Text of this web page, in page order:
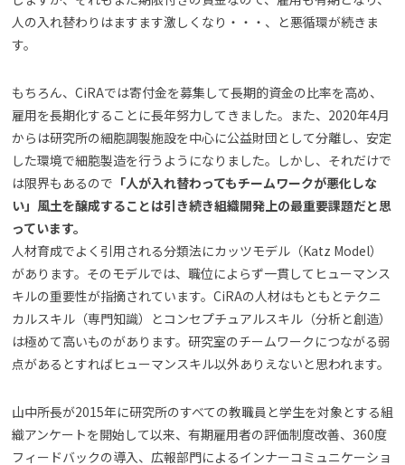
人の入れ替わりはますます激しくなり・・・、と悪循環が続きま
す。
もちろん、CiRAでは寄付金を募集して長期的資金の比率を高め、
雇用を長期化することに長年努力してきました。また、2020年4月
からは研究所の細胞調製施設を中心に公益財団として分離し、安定
した環境で細胞製造を行うようになりました。しかし、それだけで
は限界もあるので 「人が入れ替わってもチームワークが悪化しな
い」風土を醸成することは引き続き組織開発上の最重要課題だと思
っています。
人材育成でよく引用される分類法にカッツモデル（Katz Model）
があります。そのモデルでは、職位によらず一貫してヒューマンス
キルの重要性が指摘されています。CiRAの人材はもともとテクニ
カルスキル（専門知識）とコンセプチュアルスキル（分析と創造）
は極めて高いものがあります。研究室のチームワークにつながる弱
点があるとすればヒューマンスキル以外ありえないと思われます。
山中所長が2015年に研究所のすべての教職員と学生を対象とする組
織アンケートを開始して以来、有期雇用者の評価制度改善、360度
フィードバックの導入、広報部門によるインナーコミュニケーショ